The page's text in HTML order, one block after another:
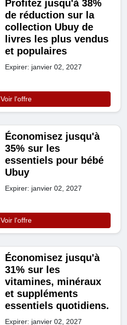
Profitez jusqu'à 38%
de réduction sur la
collection Ubuy de
livres les plus vendus
et populaires
Expirer: janvier 02, 2027
Voir l'offre
Économisez jusqu'à
35% sur les
essentiels pour bébé
Ubuy
Expirer: janvier 02, 2027
Voir l'offre
Économisez jusqu'à
31% sur les
vitamines, minéraux
et suppléments
essentiels quotidiens.
Expirer: janvier 02, 2027